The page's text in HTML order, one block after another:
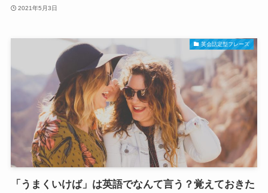
2021年5月3日
英会話定型フレーズ
「うまくいけば」は英語でなんて言う？覚えておきた